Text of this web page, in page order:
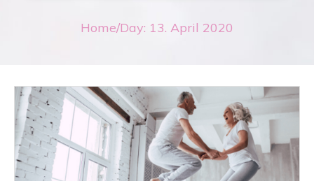
Home/Day: 13. April 2020